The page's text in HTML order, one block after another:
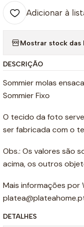
Adicionar à
Mostrar stock das
DESCRIÇÃO
Sommier molas
Sommier Fixo
O tecido da foto
ser fabricada com o
Obs.: Os valores são
acima, os outros
Mais informações por
DETALHES